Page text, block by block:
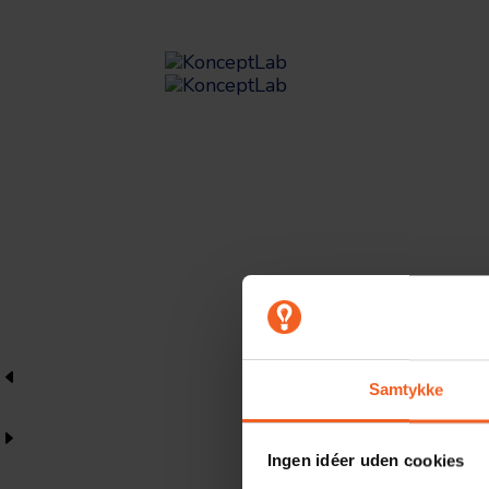
Samtykke
Ingen idéer uden cookies